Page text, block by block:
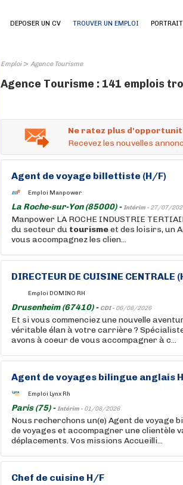
DEPOSER UN CV TROUVER UN EMPLOI
Emploi> Agence Tourisme
Agence Tourisme : 141 emplois
Ne ratez plus
Recevez les nouvelles
Agent de voyage billettiste (H/F)
Emploi Manpower
La Roche-sur-Yon (85000) -Intérim - 27/07/
Manpower LA ROCHE INDUSTRIE
du secteur du tourismeet des loisirs, un
vous accompagnez les clien...
DIRECTEUR DE CUISINE CENTRALE
Emploi DOMINO RH
Drusenheim (67410) - CDI - 06/08/2026
Et si vous commenciez une nouvelle
véritable élan à votre carrière ?
avons à coeur de vous accompagner à c...
Agent de voyages bilingue anglais
Emploi Lynx Rh
Paris (75) -Intérim - 01/08/2026
Nous recherchons un(e) Agent de voyage
de voyages et accompagner une clientèle
déplacements. Vos missions Accueilli...
Chef de cuisine H/F